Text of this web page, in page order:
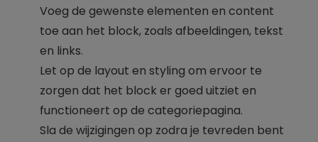
Voeg de gewenste elementen en content
toe aan het block, zoals afbeeldingen, tekst
en links.
Let op de layout en styling om ervoor te
zorgen dat het block er goed uitziet en
functioneert op de categoriepagina.
Sla de wijzigingen op zodra je tevreden bent